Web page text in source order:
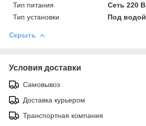
Тип питания
Сеть 220 В
Тип установки
Под водой
Скрыть
Условия доставки
Самовывоз
Доставка курьером
Транспортная компания